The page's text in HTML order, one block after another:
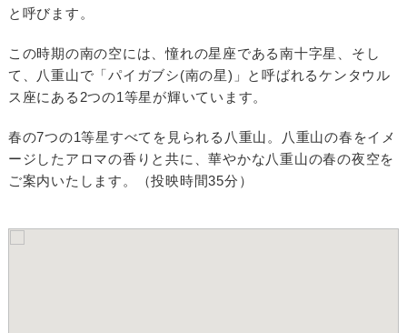
と呼びます。
この時期の南の空には、憧れの星座である南十字星、そし
て、八重山で「パイガブシ(南の星)」と呼ばれるケンタウル
ス座にある2つの1等星が輝いています。
春の7つの1等星すべてを見られる八重山。八重山の春をイメ
ージしたアロマの香りと共に、華やかな八重山の春の夜空を
ご案内いたします。（投映時間35分）